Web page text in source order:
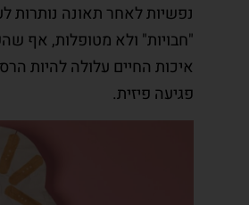
נפשיות לאחר תאונה נותרות
"חבויות" ולא מטופלות, אף
איכות החיים עלולה להיות
פגיעה פיזית.